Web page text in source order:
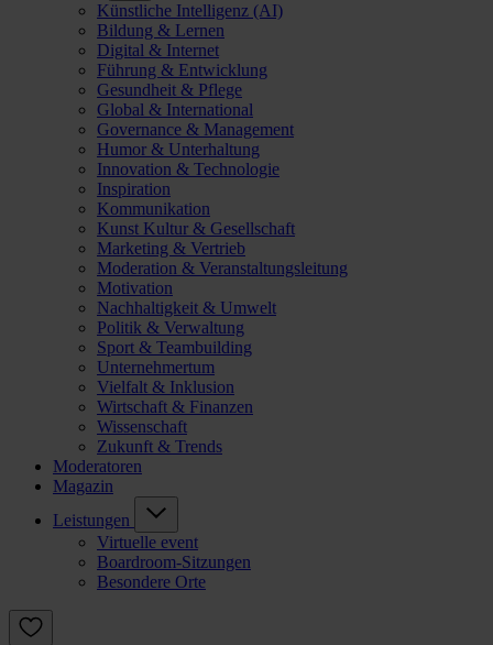
Künstliche Intelligenz (AI)
Bildung & Lernen
Digital & Internet
Führung & Entwicklung
Gesundheit & Pflege
Global & International
Governance & Management
Humor & Unterhaltung
Innovation & Technologie
Inspiration
Kommunikation
Kunst Kultur & Gesellschaft
Marketing & Vertrieb
Moderation & Veranstaltungsleitung
Motivation
Nachhaltigkeit & Umwelt
Politik & Verwaltung
Sport & Teambuilding
Unternehmertum
Vielfalt & Inklusion
Wirtschaft & Finanzen
Wissenschaft
Zukunft & Trends
Moderatoren
Magazin
Leistungen
Virtuelle event
Boardroom-Sitzungen
Besondere Orte